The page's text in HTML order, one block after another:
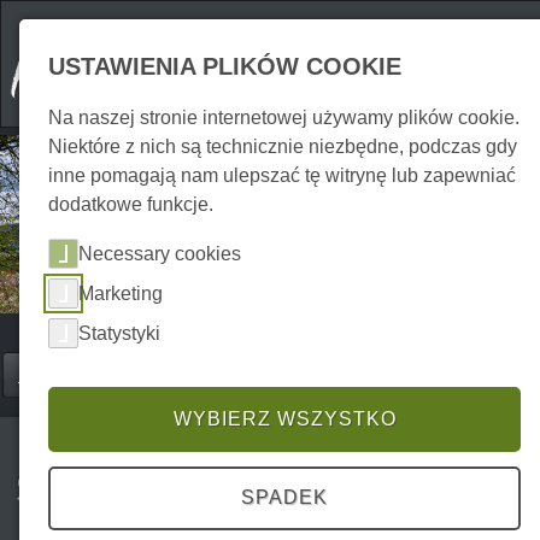
Sangerhausen
USTAWIENIA PLIKÓW COOKIE
Na naszej stronie internetowej używamy plików cookie.
Niektóre z nich są technicznie niezbędne, podczas gdy
inne pomagają nam ulepszać tę witrynę lub zapewniać
dodatkowe funkcje.
Necessary cookies
Marketing
Statystyki
WYBIERZ WSZYSTKO
SPADEK